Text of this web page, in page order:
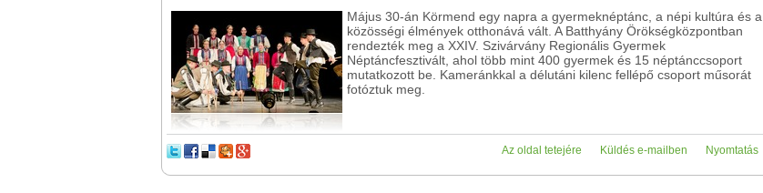
Május 30-án Körmend egy napra a gyermeknéptánc, a népi kultúra és a
közösségi élmények otthonává vált. A Batthyány Örökségközpontban
rendezték meg a XXIV. Szivárvány Regionális Gyermek
Néptáncfesztivált, ahol több mint 400 gyermek és 15 néptánccsoport
mutatkozott be. Kameránkkal a délutáni kilenc fellépő csoport műsorát
fotóztuk meg.
Nyomtatás
Küldés e-mailben
Az oldal tetejére